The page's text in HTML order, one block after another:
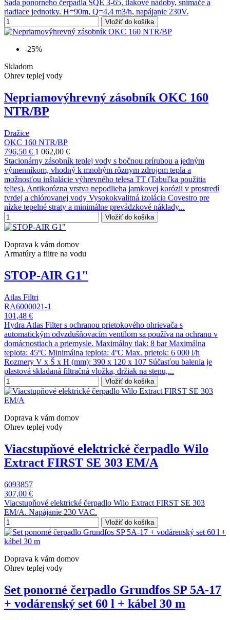
Sada ponorného čerpadla SQE 3-65, tlakové nádoby, snímače a
riadiace jednotky. H=90m, Q=4,4 m3/h, napájanie 230V.
Vložiť do košíka
-25%
Skladom
Ohrev teplej vody
Nepriamovýhrevný zásobník OKC 160
NTR/BP
Dražice
OKC 160 NTR/BP
796,50 € 1 062,00 €
Stacionárny zásobník teplej vody s bočnou prírubou a jedným
výmenníkom, vhodný k mnohým rôznym zdrojom tepla a
možnosťou inštalácie výhrevného telesa TT (Tabuľka použitia
telies). Antikorózna vrstva nepodlieha jamkovej korózii v prostredí
tvrdej a chlórovanej vody Vysokokvalitná izolácia Covestro pre
nízke tepelné straty a minimálne prevádzkové náklady...
Vložiť do košíka
Doprava k vám domov
Armatúry a filtre na vodu
STOP-AIR G1"
Atlas Filtri
RA6000021-1
101,48 €
Hydra Atlas Filter s ochranou prietokového ohrievača s
automatickým odvzdušňovacím ventílom sa používa na ochranu v
domácnostiach a priemysle. Maximálny tlak: 8 bar Maximálna
teplota: 45ºC Minimálna teplota: 4ºC Max. prietok: 6 000 l/h
Rozmery V x Š x H (mm): 390 x 120 x 107 Súčasťou balenia je
plastová skladaná filtračná vložka, držiak na stenu,...
Vložiť do košíka
Doprava k vám domov
Ohrev teplej vody
Viacstupňové elektrické čerpadlo Wilo
Extract FIRST SE 303 EM/A
6093857
307,00 €
Viacstupňové elektrické čerpadlo Wilo Extract FIRST SE 303
EM/A. Napájanie 230 VAC.
Vložiť do košíka
Doprava k vám domov
Ohrev teplej vody
Set ponorné čerpadlo Grundfos SP 5A-17
+ vodárenský set 60 l + kábel 30 m